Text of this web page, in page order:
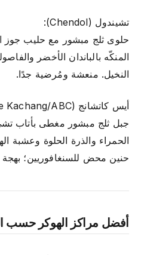
تشيندول (Chendol):
حلوى ثلج مبشور مع حليب جوز
المنكّه بالباندان الأخضر
النخيل. منعشة ومُرضية جدًا.
أيس كاتشانج (Ice Kachang/ABC):
جبل ثلج مبشور مغطى بأتاب
الحمراء والذرة الحلوة وعشبة
حنين محض للسنغافوريين؛ بهجة
أفضل مراكز الهوكر حسب